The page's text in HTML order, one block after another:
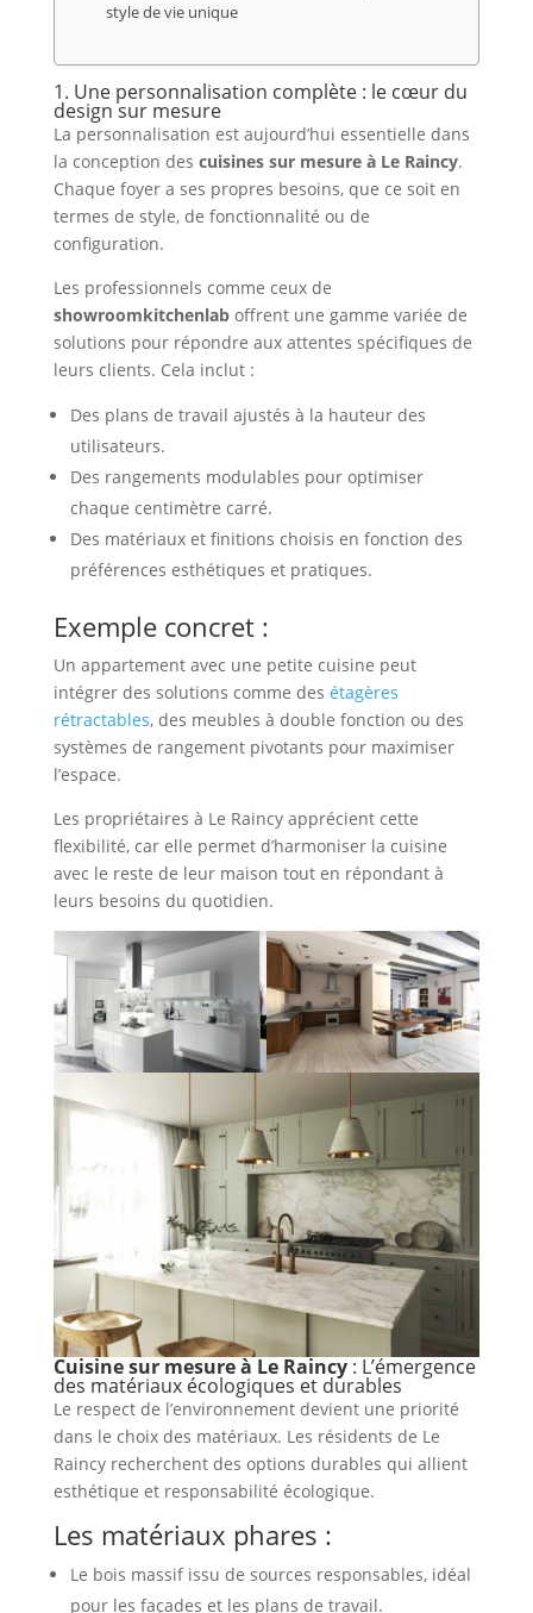
style de vie unique
1. Une personnalisation complète : le cœur du
design sur mesure
La personnalisation est aujourd’hui essentielle dans
la conception des cuisines sur mesure à Le Raincy.
Chaque foyer a ses propres besoins, que ce soit en
termes de style, de fonctionnalité ou de
configuration.
Les professionnels comme ceux de
showroomkitchenlaboffrent une gamme variée de
solutions pour répondre aux attentes spécifiques de
leurs clients. Cela inclut :
Des plans de travail ajustés à la hauteur des
utilisateurs.
Des rangements modulables pour optimiser
chaque centimètre carré.
Des matériaux et finitions choisis en fonction des
préférences esthétiques et pratiques.
Exemple concret :
Un appartement avec une petite cuisine peut
intégrer des solutions comme des étagères
rétractables, des meubles à double fonction ou des
systèmes de rangement pivotants pour maximiser
l’espace.
Les propriétaires à Le Raincy apprécient cette
flexibilité, car elle permet d’harmoniser la cuisine
avec le reste de leur maison tout en répondant à
leurs besoins du quotidien.
Cuisine sur mesure à Le Raincy: L’émergence
des matériaux écologiques et durables
Le respect de l’environnement devient une priorité
dans le choix des matériaux. Les résidents de Le
Raincy recherchent des options durables qui allient
esthétique et responsabilité écologique.
Les matériaux phares :
Le bois massif issu de sources responsables, idéal
pour les façades et les plans de travail.